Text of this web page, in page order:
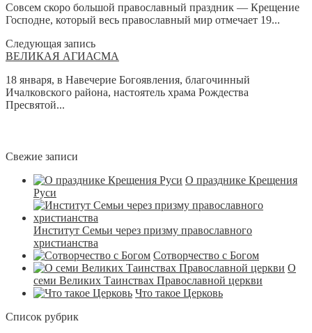
Совсем скоро большой православный праздник — Крещение
Господне, который весь православный мир отмечает 19...
Следующая запись
ВЕЛИКАЯ АГИАСМА
18 января, в Навечерие Богоявления, благочинный
Ичалковского района, настоятель храма Рождества
Пресвятой...
Свежие записи
О празднике Крещения
Руси
Институт Семьи через призму православного
христианства
Сотворчество с Богом
О
семи Великих Таинствах Православной церкви
Что такое Церковь
Список рубрик